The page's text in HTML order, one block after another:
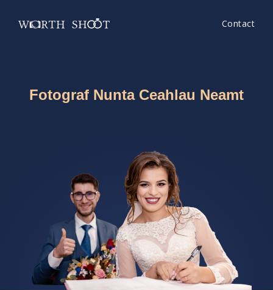
Contact
Fotograf Nunta Ceahlau Neamt